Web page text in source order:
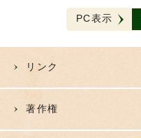
PC表示
リンク
著作権